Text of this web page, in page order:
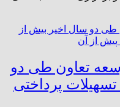
تعاون طی دو
پرداختی